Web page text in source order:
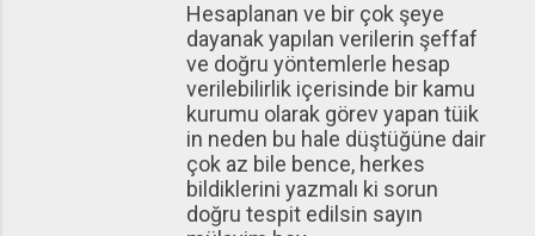
Hesaplanan ve bir çok şeye
dayanak yapılan verilerin şeffaf
ve doğru yöntemlerle hesap
verilebilirlik içerisinde bir kamu
kurumu olarak görev yapan tüik
in neden bu hale düştüğüne dair
çok az bile bence, herkes
bildiklerini yazmalı ki sorun
doğru tespit edilsin sayın